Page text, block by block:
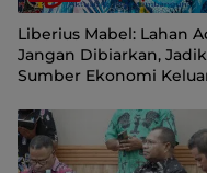
Liberius Mabel: Lahan
Jangan Dibiarkan,
Sumber Ekonomi